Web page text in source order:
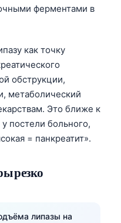
ферментами в
как точку
обструкции,
метаболический
Это ближе к
постели больного,
= панкреатит».
резко
липазы на